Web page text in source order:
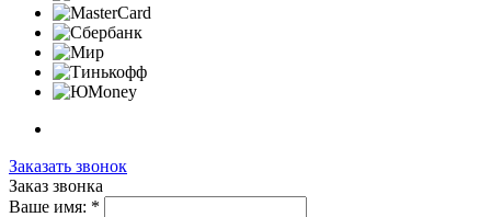
Заказать звонок
Заказ звонка
Ваше имя: *